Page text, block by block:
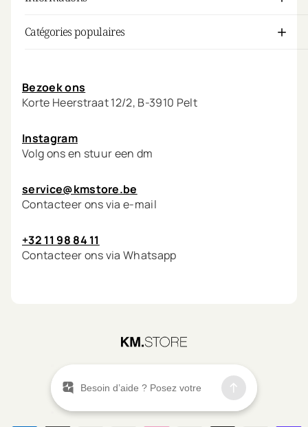
Catégories populaires
Bezoek ons
Korte Heerstraat 12/2, B-3910 Pelt
Instagram
Volg ons en stuur een dm
service@kmstore.be
Contacteer ons via e-mail
+32 11 98 84 11
Contacteer ons via Whatsapp